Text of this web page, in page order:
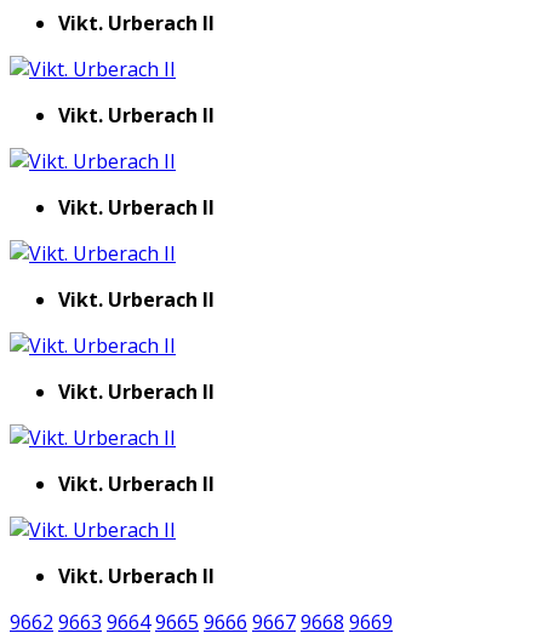
Vikt. Urberach II
Vikt. Urberach II
Vikt. Urberach II
Vikt. Urberach II
Vikt. Urberach II
Vikt. Urberach II
Vikt. Urberach II
9662 9663 96649665 9666 96679668 9669